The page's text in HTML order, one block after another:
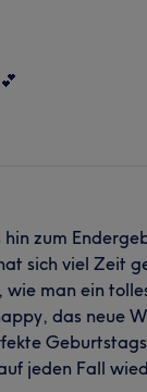
zum
sich viel Zeit
man ein
das neue
jeden Fall